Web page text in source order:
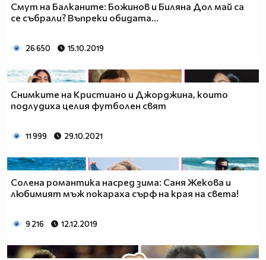
Смут на Балканите: Божинов и Биляна Дол май са
се събрали? Въпреки обидата...
26 650 15.10.2019
Снимките на Кристиано и Джорджина, които
подлудиха целия футболен свят
11 999 29.10.2021
Солена романтика насред зима: Саня Жекова и
любимият мъж покараха сърф на края на света!
9 216 12.12.2019